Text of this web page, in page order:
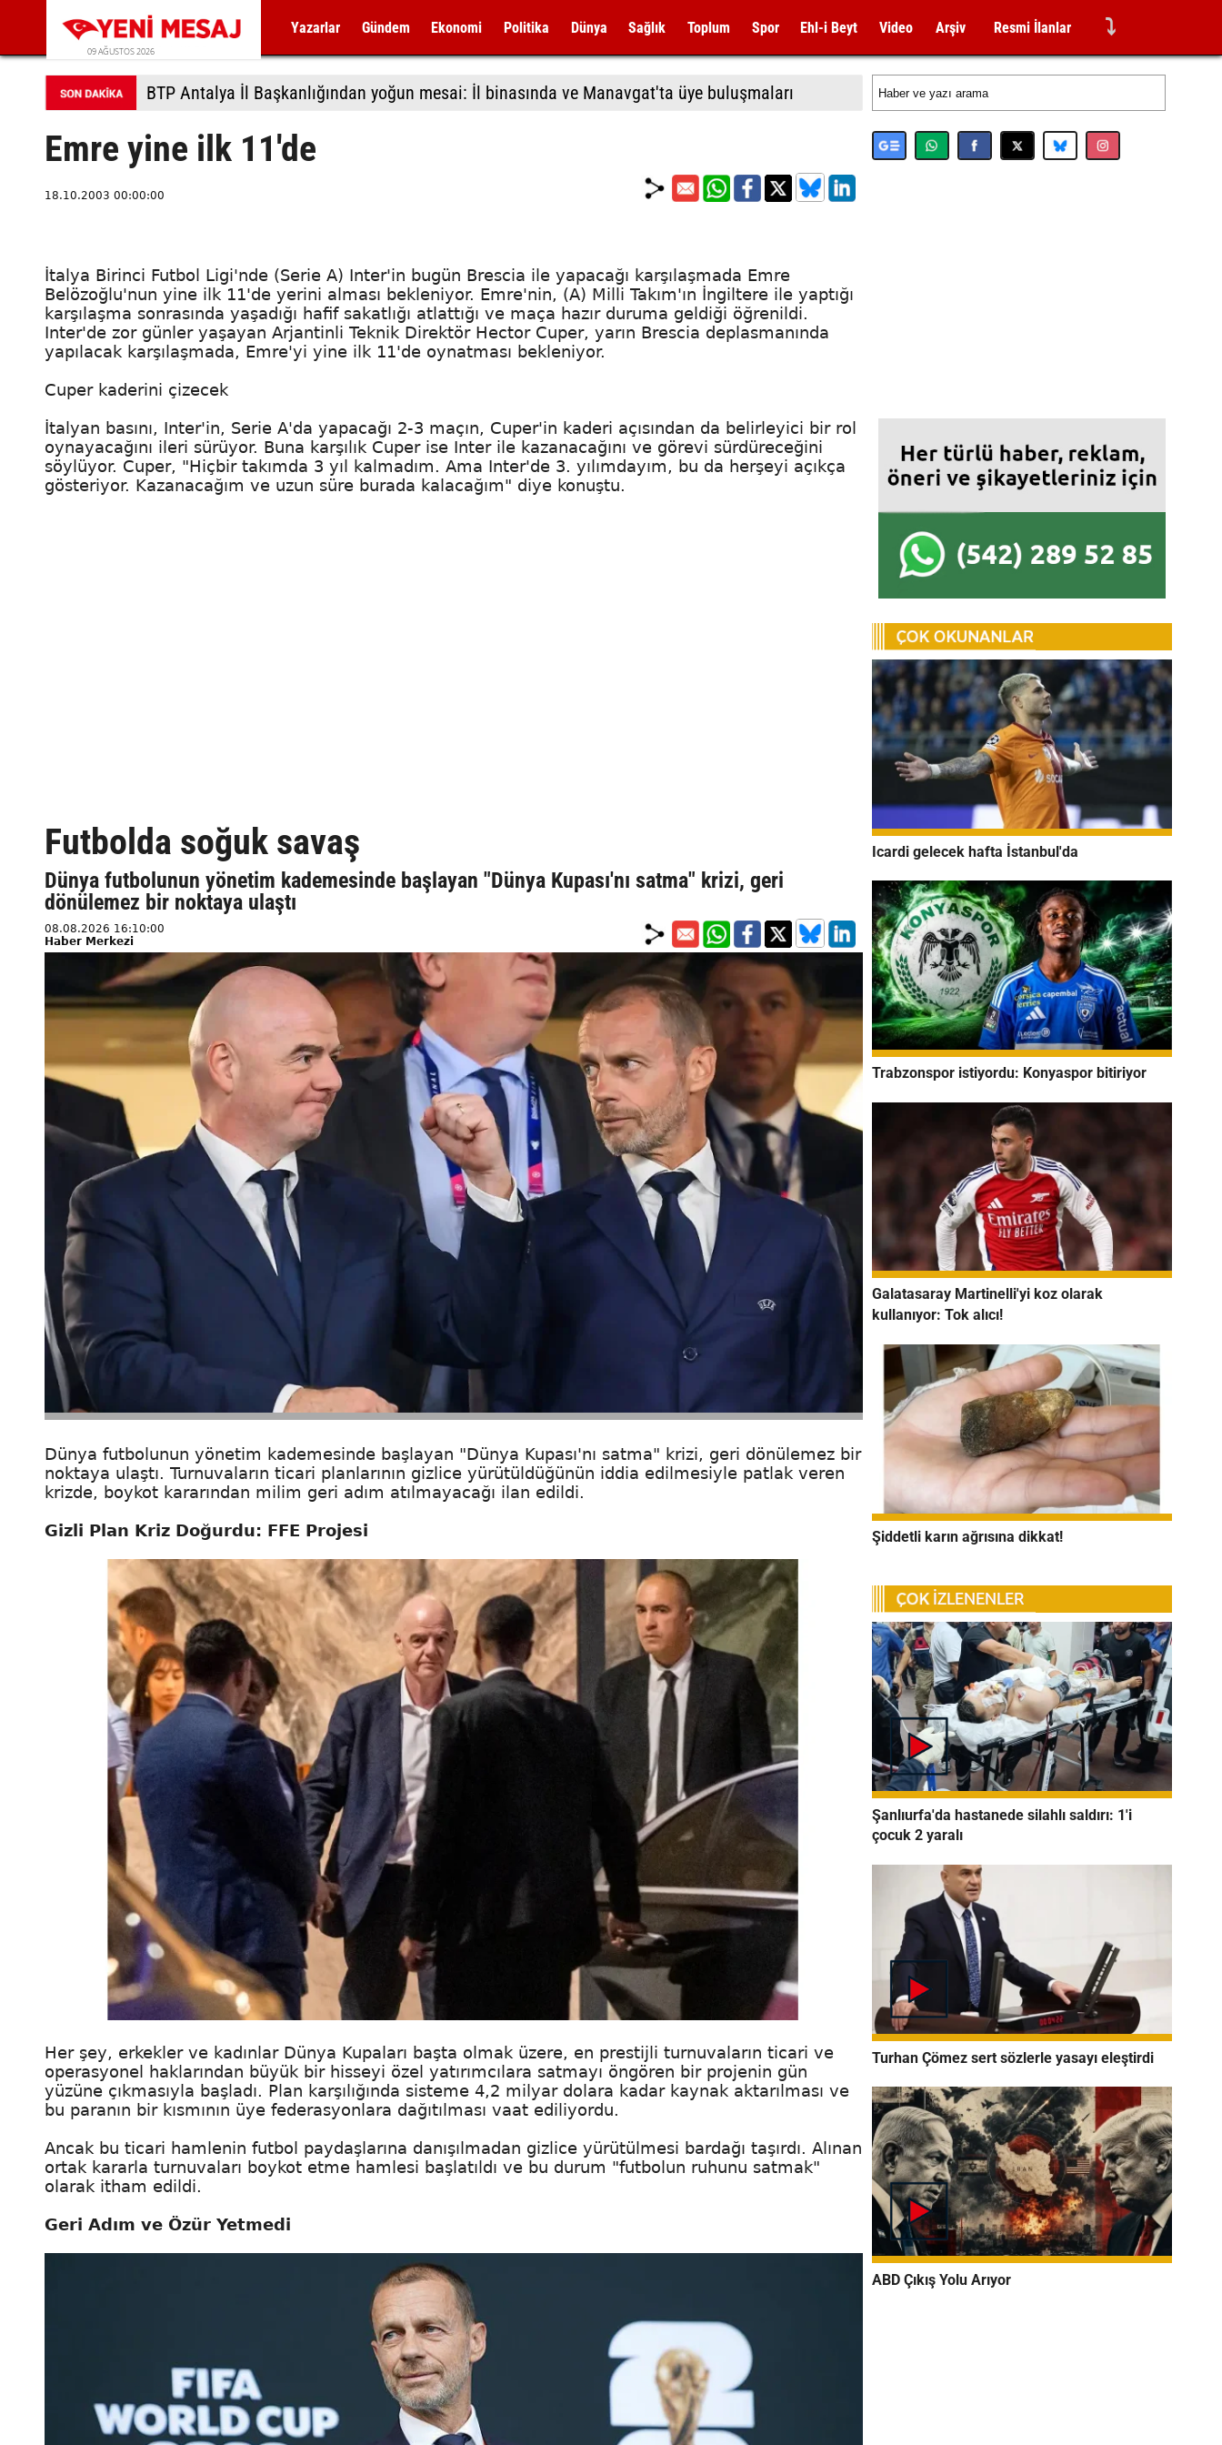
09 AĞUSTOS 2026
Yazarlar Gündem Ekonomi Politika Dünya Sağlık Toplum Spor Ehl-i Beyt Video Arşiv Resmi İlanlar ⤵
BTP Antalya İl Başkanlığından yoğun mesai: İl binasında ve Manavgat'ta üye buluşmaları
Emre yine ilk 11'de
18.10.2003 00:00:00
İtalya Birinci Futbol Ligi'nde (Serie A) Inter'in bugün Brescia ile yapacağı karşılaşmada Emre
Belözoğlu'nun yine ilk 11'de yerini alması bekleniyor. Emre'nin, (A) Milli Takım'ın İngiltere ile yaptığı
karşılaşma sonrasında yaşadığı hafif sakatlığı atlattığı ve maça hazır duruma geldiği öğrenildi.
Inter'de zor günler yaşayan Arjantinli Teknik Direktör Hector Cuper, yarın Brescia deplasmanında
yapılacak karşılaşmada, Emre'yi yine ilk 11'de oynatması bekleniyor.
Cuper kaderini çizecek
İtalyan basını, Inter'in, Serie A'da yapacağı 2-3 maçın, Cuper'in kaderi açısından da belirleyici bir rol
oynayacağını ileri sürüyor. Buna karşılık Cuper ise Inter ile kazanacağını ve görevi sürdüreceğini
söylüyor. Cuper, "Hiçbir takımda 3 yıl kalmadım. Ama Inter'de 3. yılımdayım, bu da herşeyi açıkça
gösteriyor. Kazanacağım ve uzun süre burada kalacağım" diye konuştu.
Futbolda soğuk savaş
Dünya futbolunun yönetim kademesinde başlayan "Dünya Kupası'nı satma" krizi, geri
dönülemez bir noktaya ulaştı
08.08.2026 16:10:00
Haber Merkezi
Dünya futbolunun yönetim kademesinde başlayan "Dünya Kupası'nı satma" krizi, geri dönülemez bir
noktaya ulaştı. Turnuvaların ticari planlarının gizlice yürütüldüğünün iddia edilmesiyle patlak veren
krizde, boykot kararından milim geri adım atılmayacağı ilan edildi.
Gizli Plan Kriz Doğurdu: FFE Projesi
Her şey, erkekler ve kadınlar Dünya Kupaları başta olmak üzere, en prestijli turnuvaların ticari ve
operasyonel haklarından büyük bir hisseyi özel yatırımcılara satmayı öngören bir projenin gün
yüzüne çıkmasıyla başladı. Plan karşılığında sisteme 4,2 milyar dolara kadar kaynak aktarılması ve
bu paranın bir kısmının üye federasyonlara dağıtılması vaat ediliyordu.
Ancak bu ticari hamlenin futbol paydaşlarına danışılmadan gizlice yürütülmesi bardağı taşırdı. Alınan
ortak kararla turnuvaları boykot etme hamlesi başlatıldı ve bu durum "futbolun ruhunu satmak"
olarak itham edildi.
Geri Adım ve Özür Yetmedi
Icardi gelecek hafta İstanbul'da
Trabzonspor istiyordu: Konyaspor bitiriyor
Galatasaray Martinelli'yi koz olarak
kullanıyor: Tok alıcı!
Şiddetli karın ağrısına dikkat!
Şanlıurfa'da hastanede silahlı saldırı: 1'i
çocuk 2 yaralı
Turhan Çömez sert sözlerle yasayı eleştirdi
ABD Çıkış Yolu Arıyor